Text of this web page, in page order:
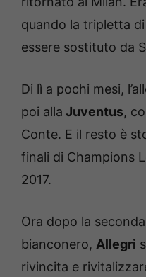
quando la tripletta
essere sostituto da
Di lì a pochi mesi,
poi alla Juventus,
Conte. E il resto è
finali di Champions
2017.
Ora dopo la
bianconero, Allegri
rivincita e